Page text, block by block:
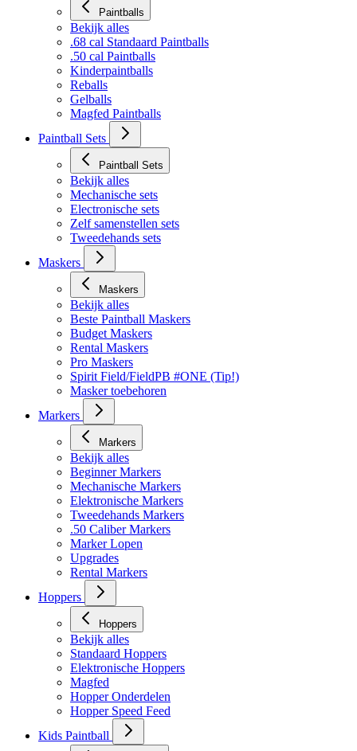
Bekijk alles
.68 cal Standaard Paintballs
.50 cal Paintballs
Kinderpaintballs
Reballs
Gelballs
Magfed Paintballs
Paintball Sets
Paintball Sets
Bekijk alles
Mechanische sets
Electronische sets
Zelf samenstellen sets
Tweedehands sets
Maskers
Maskers
Bekijk alles
Beste Paintball Maskers
Budget Maskers
Rental Maskers
Pro Maskers
Spirit Field/FieldPB #ONE (Tip!)
Masker toebehoren
Markers
Markers
Bekijk alles
Beginner Markers
Mechanische Markers
Elektronische Markers
Tweedehands Markers
.50 Caliber Markers
Marker Lopen
Upgrades
Rental Markers
Hoppers
Hoppers
Bekijk alles
Standaard Hoppers
Elektronische Hoppers
Magfed
Hopper Onderdelen
Hopper Speed Feed
Kids Paintball
Kids Paintball